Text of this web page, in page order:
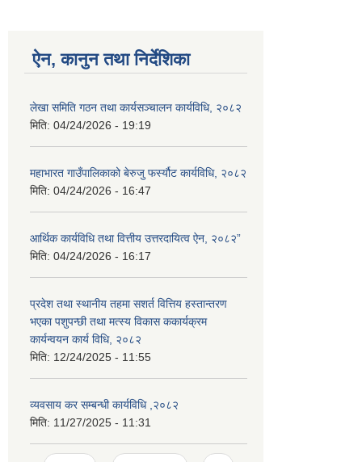
ऐन, कानुन तथा निर्देशिका
लेखा समिति गठन तथा कार्यसञ्चालन कार्यविधि, २०८२
मिति: 04/24/2026 - 19:19
महाभारत गाउँपालिकाको बेरुजु फर्स्यौट कार्यविधि, २०८२
मिति: 04/24/2026 - 16:47
आर्थिक कार्यविधि तथा वित्तीय उत्तरदायित्व ऐन, २०८२”
मिति: 04/24/2026 - 16:17
प्रदेश तथा स्थानीय तहमा सशर्त वित्तिय हस्तान्तरण
भएका पशुपन्छी तथा मत्स्य विकास ककार्यक्रम
कार्यन्वयन कार्य विधि, २०८२
मिति: 12/24/2025 - 11:55
व्यवसाय कर सम्बन्धी कार्यविधि ,२०८२
मिति: 11/27/2025 - 11:31